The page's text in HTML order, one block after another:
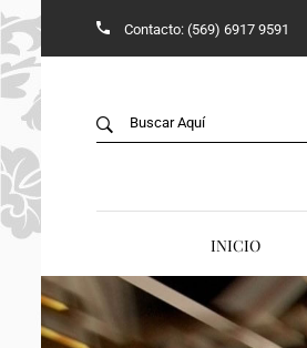
Contacto: (569) 6917 9591
INICIO
TIENDA
JADE
AROS Y COLLARES